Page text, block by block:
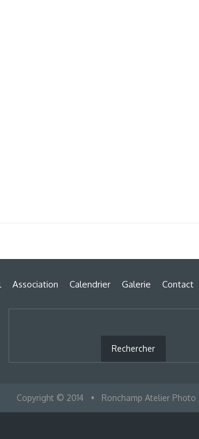
Association Calendrier Galerie Contact
Copyright © 2014 • Ronchamp Atelier Photo